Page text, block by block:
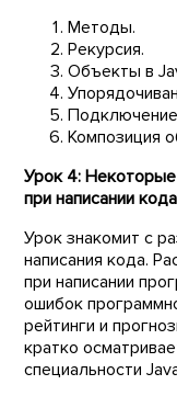
Методы.
Рекурсия.
Объекты в
Композиция
Урок 4:
при написании
Урок знакомит с
написания кода.
при написании
ошибок
рейтинги и
кратко
специальности